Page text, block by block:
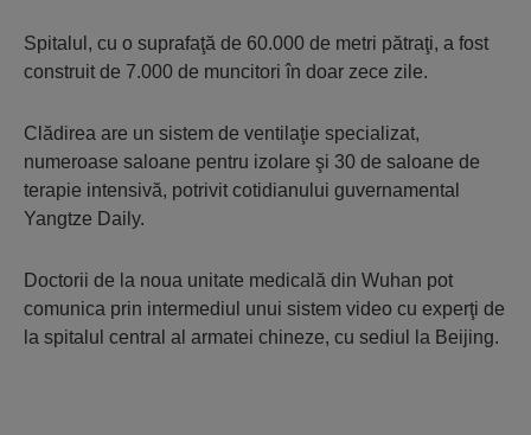
Spitalul, cu o suprafaţă de 60.000 de metri pătraţi, a fost
construit de 7.000 de muncitori în doar zece zile.
Clădirea are un sistem de ventilaţie specializat,
numeroase saloane pentru izolare şi 30 de saloane de
terapie intensivă, potrivit cotidianului guvernamental
Yangtze Daily.
Doctorii de la noua unitate medicală din Wuhan pot
comunica prin intermediul unui sistem video cu experţi de
la spitalul central al armatei chineze, cu sediul la Beijing.